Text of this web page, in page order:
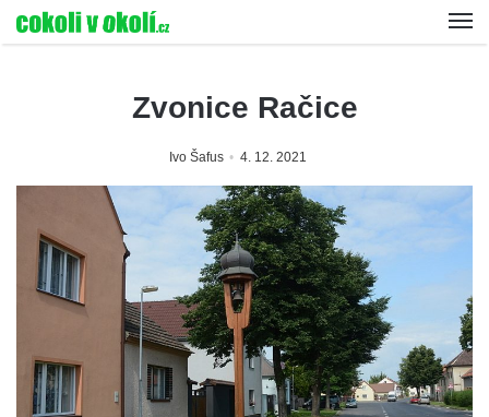
Zvonice Račice
Ivo Šafus 4. 12. 2021